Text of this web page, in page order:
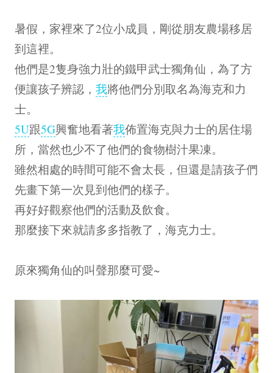
暑假，家裡來了2位小成員，剛從朋友農場移居
到這裡。
他們是2隻身強力壯的鐵甲武士獨角仙，為了方
便讓孩子辨認， 我將他們分別取名為海克和力
士。
5U跟5G興奮地看著我佈置海克與力士的居住場
所，當然也少不了他們的食物樹汁果凍。
雖然相處的時間可能不會太長，但還是請孩子們
先畫下第一次見到他們的樣子。
再好好觀察他們的活動及飲食。
那麼接下來就請多多指教了，海克力士。
原來獨角仙的叫聲那麼可愛~